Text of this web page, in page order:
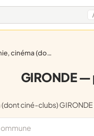
(dont ciné-clubs)
GIRONDE
ciné-clubs)